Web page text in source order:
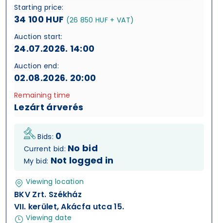
Starting price:
34 100 HUF (26 850 HUF + VAT)
Auction start:
24.07.2026. 14:00
Auction end:
02.08.2026. 20:00
Remaining time
Lezárt árverés
Bids: 0
Current bid: No bid
My bid: Not logged in
Viewing location
BKV Zrt. Székház
VII. kerület, Akácfa utca 15.
Viewing date